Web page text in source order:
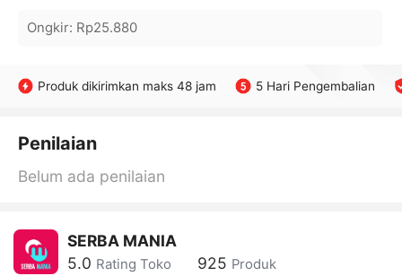
Ongkir: Rp25.880
Produk dikirimkan maks 48 jam 5 Hari Pengembalian
Penilaian
Belum ada penilaian
SERBA MANIA
5.0 Rating Toko 925 Produk